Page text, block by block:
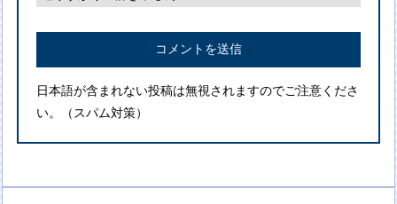
日本語が含まれない投稿は無視されますのでご注意くださ
い。（スパム対策）